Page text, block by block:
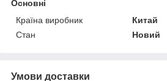
Основні
Країна виробник
Китай
Стан
Новий
Умови доставки